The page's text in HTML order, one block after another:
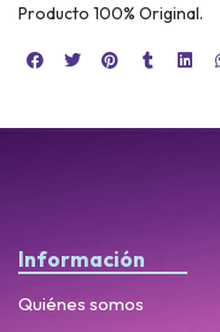
Producto 100% Original.
Información
Quiénes somos